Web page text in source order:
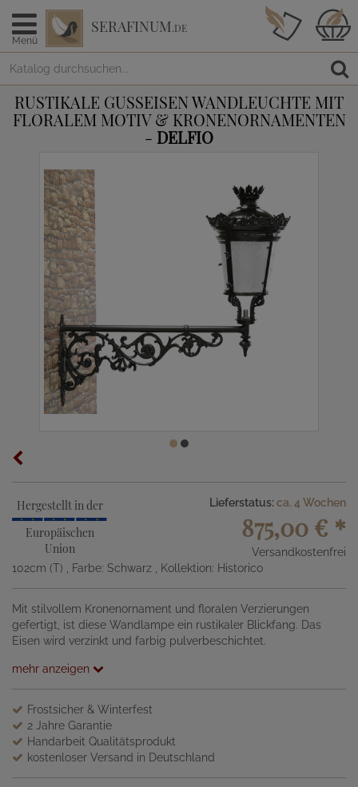
Menü
SERAFINUM.DE
RUSTIKALE GUSSEISEN WANDLEUCHTE MIT
FLORALEM MOTIV & KRONENORNAMENTEN
- DELFIO
Hergestellt in der
Europäischen
Union
Lieferstatus: ca. 4 Wochen
875,00 € *
Versandkostenfrei
102cm (T)
, Farbe: Schwarz , Kollektion: Historico
Mit stilvollem Kronenornament und floralen Verzierungen
gefertigt, ist diese Wandlampe ein rustikaler Blickfang. Das
Eisen wird verzinkt und farbig pulverbeschichtet.
mehr anzeigen
Frostsicher & Winterfest
2 Jahre Garantie
Handarbeit Qualitätsprodukt
kostenloser Versand in Deutschland